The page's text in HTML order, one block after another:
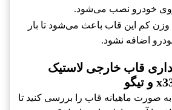
روی خودرو نصب می‌شود.
وزن کم این قاب باعث می‌شود تا بار
اضافه نشود.
قاب خارجی لاستیک
به صورت ماهیانه قاب را بررسی کنید تا